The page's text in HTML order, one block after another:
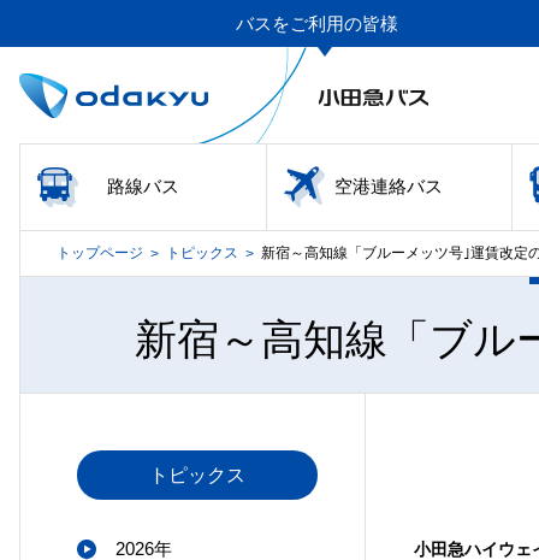
バスをご利用の皆様
路線バス 空港連絡バス
トップページ > トピックス > 新宿～高知線「ブルーメッツ号｣運賃改定
新宿～高知線「ブル
小田急ハイウェ
トピックス
2026年